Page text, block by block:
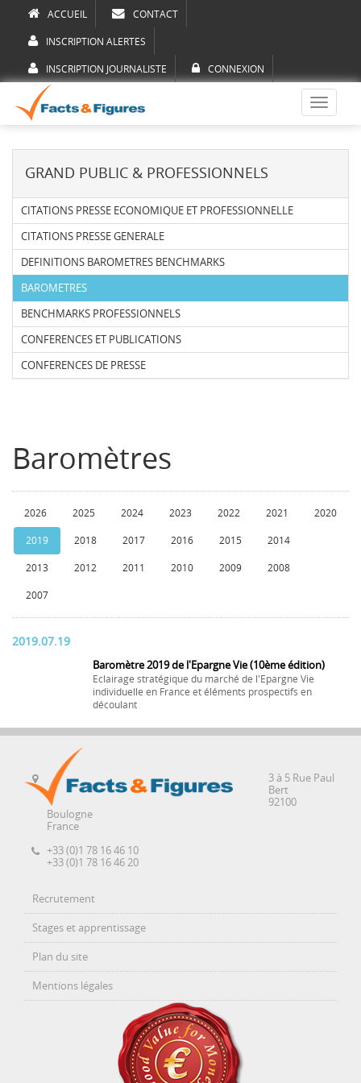
ACCUEIL CONTACT
INSCRIPTION ALERTES
INSCRIPTION JOURNALISTE CONNEXION
Toggle
GRAND PUBLIC & PROFESSIONNELS
CITATIONS PRESSE ECONOMIQUE ET PROFESSIONNELLE
CITATIONS PRESSE GENERALE
DEFINITIONS BAROMETRES BENCHMARKS
BAROMETRES
BENCHMARKS PROFESSIONNELS
CONFERENCES ET PUBLICATIONS
CONFERENCES DE PRESSE
Baromètres
2026 2025 2024 2023 2022 2021 2020
2019 2018 2017 2016 2015 2014
2013 2012 2011 2010 2009 2008
2007
2019.07.19
Baromètre 2019 de l'Epargne Vie (10ème édition)
Eclairage stratégique du marché de l'Epargne Vie
individuelle en France et éléments prospectifs en
découlant
3 à 5 Rue Paul
Bert
92100
Boulogne
France
+33 (0)1 78 16 46 10
+33 (0)1 78 16 46 20
Recrutement
Stages et apprentissage
Plan du site
Mentions légales